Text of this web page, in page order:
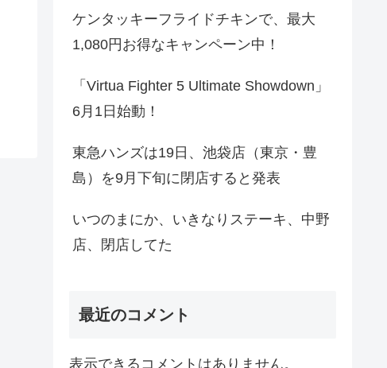
ケンタッキーフライドチキンで、最大
1,080円お得なキャンペーン中！
「Virtua Fighter 5 Ultimate Showdown」
6月1日始動！
東急ハンズは19日、池袋店（東京・豊
島）を9月下旬に閉店すると発表
いつのまにか、いきなりステーキ、中野
店、閉店してた
最近のコメント
表示できるコメントはありません。